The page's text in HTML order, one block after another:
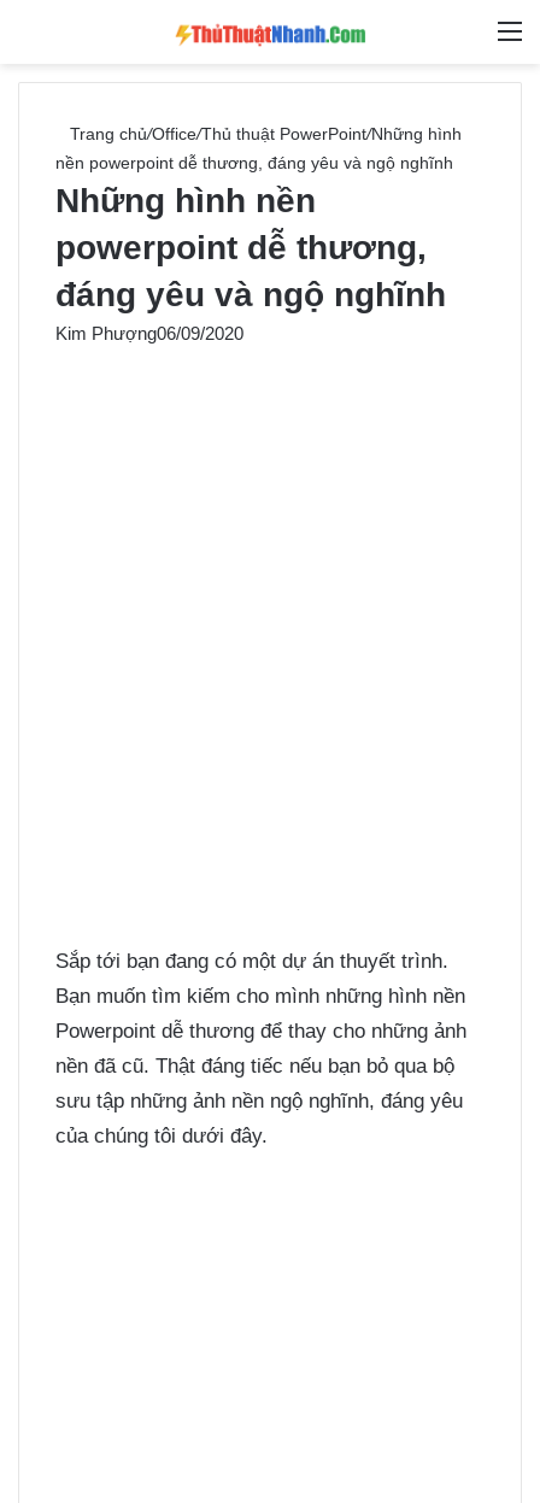
Tìm
Trang chủ/Office/Thủ thuật PowerPoint/Những hình
nền powerpoint dễ thương, đáng yêu và ngộ nghĩnh
Những hình nền
powerpoint dễ thương,
đáng yêu và ngộ nghĩnh
Kim Phượng06/09/2020
Sắp tới bạn đang có một dự án thuyết trình.
Bạn muốn tìm kiếm cho mình những hình nền
Powerpoint dễ thương để thay cho những ảnh
nền đã cũ. Thật đáng tiếc nếu bạn bỏ qua bộ
sưu tập những ảnh nền ngộ nghĩnh, đáng yêu
của chúng tôi dưới đây.